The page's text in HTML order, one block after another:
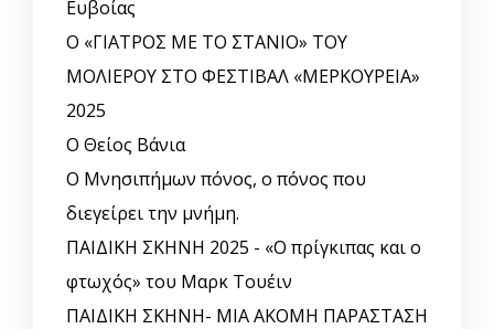
Ευβοίας
Ο «ΓΙΑΤΡΟΣ ΜΕ ΤΟ ΣΤΑΝΙΟ» ΤΟΥ
ΜΟΛΙΕΡΟΥ ΣΤΟ ΦΕΣΤΙΒΑΛ «ΜΕΡΚΟΥΡΕΙΑ»
2025
Ο Θείος Βάνια
Ο Μνησιπήμων πόνος, ο πόνος που
διεγείρει την μνήμη.
ΠΑΙΔΙΚΗ ΣΚΗΝΗ 2025 - «Ο πρίγκιπας και ο
φτωχός» του Μαρκ Τουέιν
ΠΑΙΔΙΚΗ ΣΚΗΝΗ- ΜΙΑ ΑΚΟΜΗ ΠΑΡΑΣΤΑΣΗ